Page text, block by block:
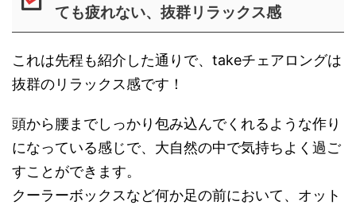
ても疲れない、抜群リラックス感
これは先程も紹介した通りで、takeチェアロングは
抜群のリラックス感です！
頭から腰までしっかり包み込んでくれるような作り
になっている感じで、大自然の中で気持ちよく過ご
すことができます。
クーラーボックスなど何か足の前において、オット